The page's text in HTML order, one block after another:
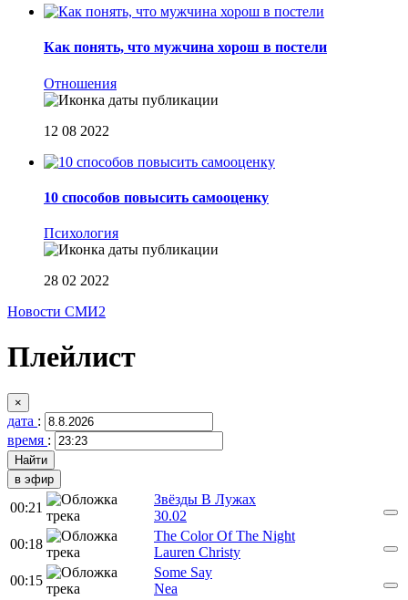
Как понять, что мужчина хорош в постели
Отношения
12 08 2022
10 способов повысить самооценку
Психология
28 02 2022
Новости СМИ2
Плейлист
×
дата :
время :
в эфир
00:21
Звёзды В Лужах
30.02
00:18
The Color Of The Night
Lauren Christy
00:15
Some Say
Nea